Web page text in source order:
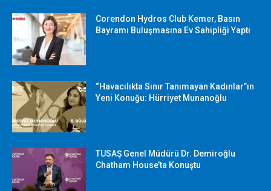
Corendon Hydros Club Kemer, Basın
Bayramı Buluşmasına Ev Sahipliği Yaptı
“Havacılıkta Sınır Tanımayan Kadınlar”ın
Yeni Konuğu: Hürriyet Munanoğlu
TUSAŞ Genel Müdürü Dr. Demiroğlu
Chatham House’ta Konuştu